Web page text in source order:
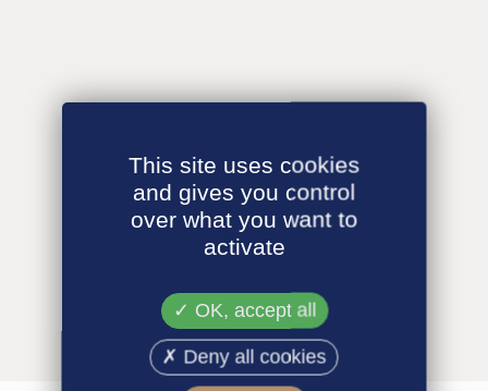
This site uses cookies
and gives you control
over what you want to
activate
OK, accept all
Deny all cookies